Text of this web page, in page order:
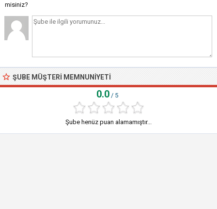
misiniz?
ŞUBE MÜŞTERI MEMNUNIYETI
0.0 / 5
Şube henüz puan alamamıştır...